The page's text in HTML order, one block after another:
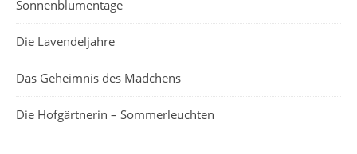
Sonnenblumentage
Die Lavendeljahre
Das Geheimnis des Mädchens
Die Hofgärtnerin – Sommerleuchten